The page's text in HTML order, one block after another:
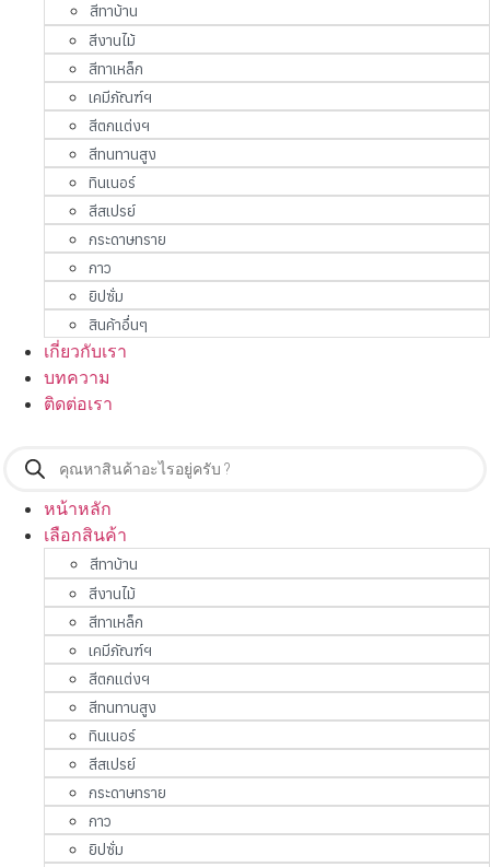
สีทาบ้าน
สีงานไม้
สีทาเหล็ก
เคมีภัณฑ์ฯ
สีตกแต่งฯ
สีทนทานสูง
ทินเนอร์
สีสเปรย์
กระดาษทราย
กาว
ยิปซั่ม
สินค้าอื่นๆ
เกี่ยวกับเรา
บทความ
ติดต่อเรา
Products
search
หน้าหลัก
เลือกสินค้า
สีทาบ้าน
สีงานไม้
สีทาเหล็ก
เคมีภัณฑ์ฯ
สีตกแต่งฯ
สีทนทานสูง
ทินเนอร์
สีสเปรย์
กระดาษทราย
กาว
ยิปซั่ม